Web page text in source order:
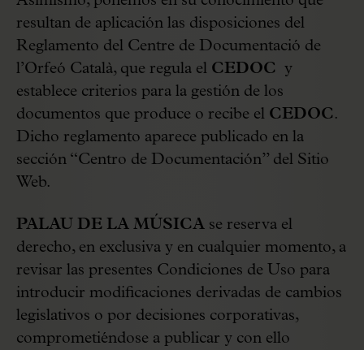
resultan de aplicación las disposiciones del
Reglamento del Centre de Documentació de
l’Orfeó Català, que regula el CEDOC y
establece criterios para la gestión de los
documentos que produce o recibe el CEDOC .
Dicho reglamento aparece publicado en la
sección “Centro de Documentación” del Sitio
Web.
PALAU DE LA MÚSICA se reserva el
derecho, en exclusiva y en cualquier momento, a
revisar las presentes Condiciones de Uso para
introducir modificaciones derivadas de cambios
legislativos o por decisiones corporativas,
comprometiéndose a publicar y con ello